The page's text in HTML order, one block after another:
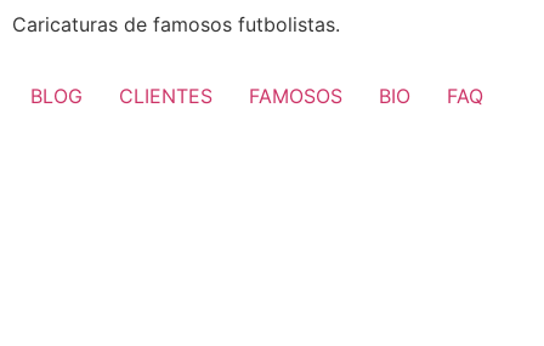
Caricaturas de famosos futbolistas.
BLOG CLIENTES FAMOSOS BIO FAQ